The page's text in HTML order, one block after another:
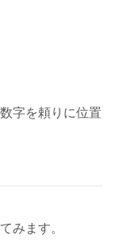
字を頼りに位置
みます。